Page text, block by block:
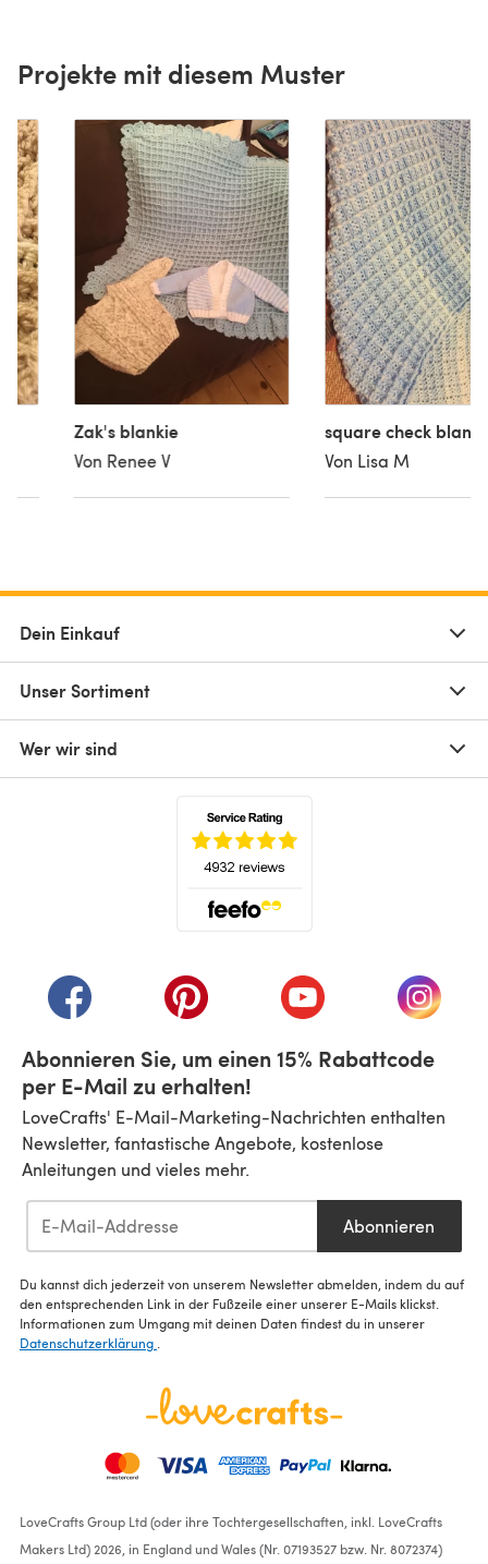
Projekte mit diesem Muster
Zak's blankie
Von Renee V
square check
Von Lisa M
Dein Einkauf
Unser Sortiment
Wer wir sind
(öffnet sich in einem neuen Tab)
(öffnet sich in einem neuen Tab)
(öffnet sich in einem
(öffnet
Abonnieren Sie, um einen 15% Rabattcode
per E-Mail zu erhalten!
LoveCrafts' E-Mail-Marketing-Nachrichten enthalten
Newsletter, fantastische Angebote, kostenlose
Anleitungen und vieles mehr.
Abonnieren
Du kannst dich jederzeit von unserem Newsletter abmelden, indem du auf
den entsprechenden Link in der Fußzeile einer unserer E-Mails klickst.
Informationen zum Umgang mit deinen Daten findest du in unserer
Datenschutzerklärung
LoveCrafts Group Ltd (oder ihre Tochtergesellschaften, inkl. LoveCrafts
Makers Ltd) 2026, in England und Wales (Nr. 07193527 bzw. Nr. 8072374)